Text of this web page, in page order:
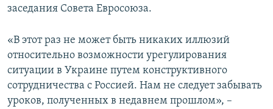
заседания Совета Евросоюза.
«В этот раз не может быть никаких иллюзий
относительно возможности урегулирования
ситуации в Украине путем конструктивного
сотрудничества с Россией. Нам не следует забывать
уроков, полученных в недавнем прошлом», –